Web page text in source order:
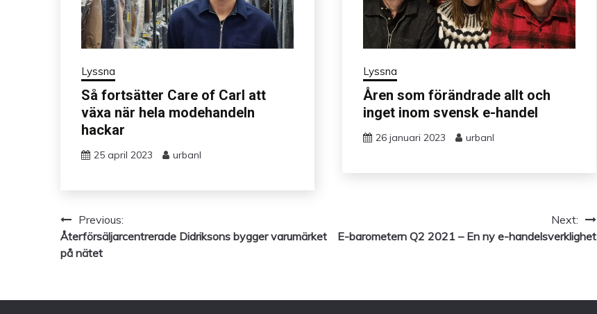
Lyssna
Så fortsätter Care of Carl att
växa när hela modehandeln
hackar
25 april 2023 urbanl
Lyssna
Åren som förändrade allt och
inget inom svensk e-handel
26 januari 2023 urbanl
Inläggsnavigering
Previous:
Återförsäljarcentrerade Didriksons bygger varumärket
på nätet
Next:
E-barometern Q2 2021 – En ny e-handelsverklighet